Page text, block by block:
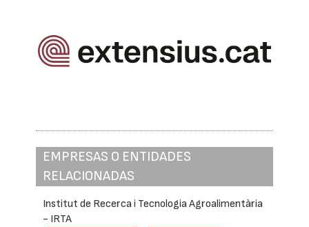
EMPRESAS O ENTIDADES
RELACIONADAS
Institut de Recerca i Tecnologia Agroalimentària
- IRTA